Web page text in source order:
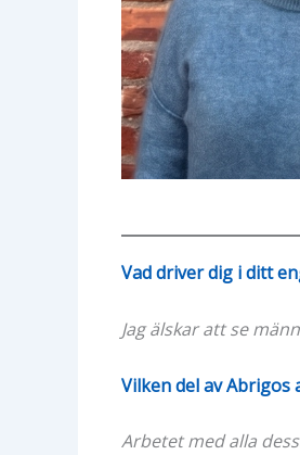
Vad driver dig i ditt
Jag älskar att se
Vilken del av
Arbetet med alla